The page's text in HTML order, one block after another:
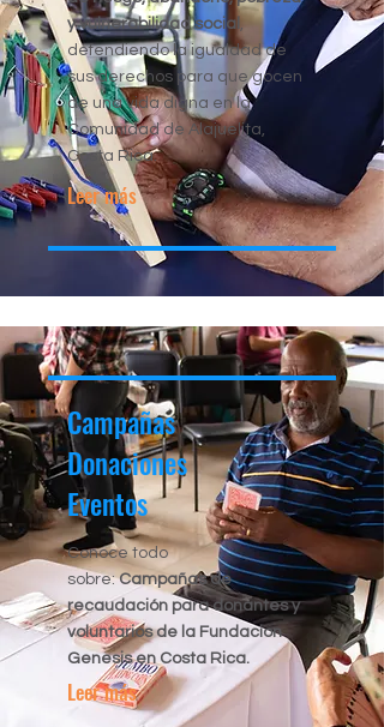
y vulnerabilidad social ,
defendiendo la igualdad de
sus derechos para que gocen
de una vida digna en la
Comunidad de Alajuelita,
Costa Rica.
Leer más
Campañas
Donaciones
Eventos
Conoce todo
sobre:Campañas de
recaudación para donantes y
voluntarios de la Fundacion
Genesis en Costa Rica.
Leer más